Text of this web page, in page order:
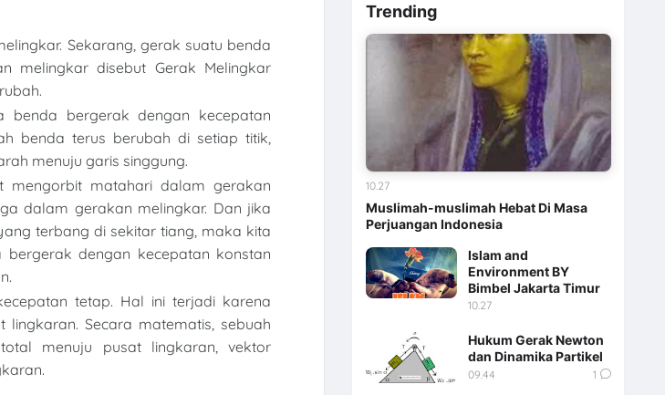
Sekarang, gerak suatu benda
melingkar disebut Gerak Melingkar
bergerak dengan kecepatan
benda terus berubah di setiap titik,
menuju garis singgung.
mengorbit matahari dalam gerakan
dalam gerakan melingkar. Dan jika
terbang di sekitar tiang, maka kita
dengan kecepatan konstan
tetap. Hal ini terjadi karena
Secara matematis, sebuah
menuju pusat lingkaran, vektor
Trending
Muslimah-muslimah Hebat Di Masa
Perjuangan Indonesia
10.27
Islam and
Environment BY
Bimbel Jakarta Timur
10.27
Hukum Gerak Newton
dan Dinamika Partikel
09.44 1